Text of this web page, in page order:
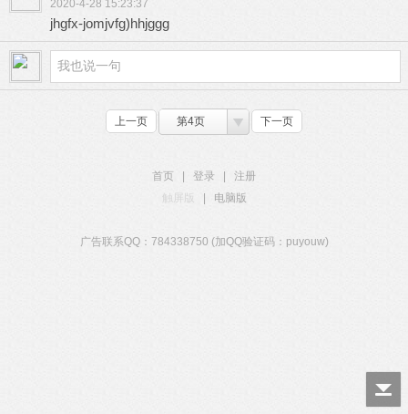
2020-4-28 15:23:37
jhgfx-jomjvfg)hhjggg
上一页 第4页 下一页
首页 登录
注册
触屏版
电脑版
广告联系QQ：784338750 (加QQ验证码：puyouw)